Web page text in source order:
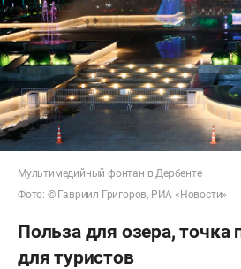
Мультимедийный фонтан в Дербенте
Фото: © Гавриил Григоров, РИА «Новости»
Польза для озера, точка
для туристов